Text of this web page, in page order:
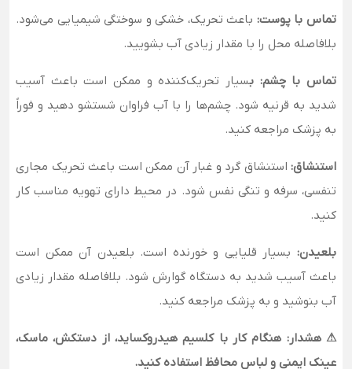
تماس با پوست: باعث تحریک، خشکی و سوختگی شیمیایی می‌شود.
بلافاصله محل را با مقدار زیادی آب بشویید.
تماس با چشم: بسیار تحریک‌کننده و ممکن است باعث آسیب
شدید به قرنیه شود. چشم‌ها را با آب فراوان شستشو دهید و فوراً
به پزشک مراجعه کنید.
استنشاق: استنشاق گرد و غبار آن ممکن است باعث تحریک مجاری
تنفسی، سرفه و تنگی نفس شود. در محیط دارای تهویه مناسب کار
کنید.
بلعیدن: بسیار قلیایی و خورنده است. بلعیدن آن ممکن است
باعث آسیب شدید به دستگاه گوارش شود. بلافاصله مقدار زیادی
آب بنوشید و به پزشک مراجعه کنید.
⚠ هشدار: هنگام کار با کلسیم هیدروکساید، از دستکش، ماسک،
عینک ایمنی و لباس محافظ استفاده کنید.